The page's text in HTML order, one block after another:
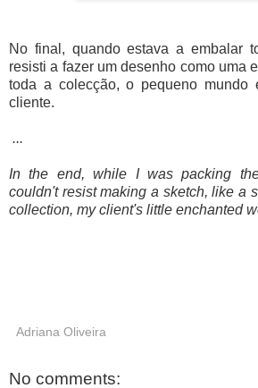
No final, quando estava a embalar
resisti a fazer um desenho como uma
toda a colecção, o pequeno mundo
cliente.
...
In the end, while I was packing
couldn't resist making a sketch, like a
collection, my client's little enchanted
Adriana Oliveira
No comments: